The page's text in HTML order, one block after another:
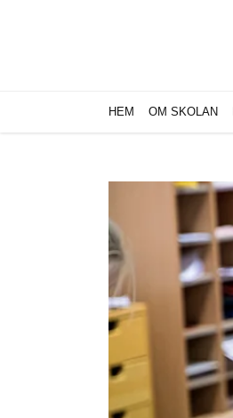
HEM OM SKOLAN